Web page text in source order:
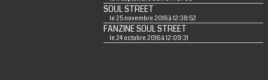
SOUL STREET
le 25 novembre 2016 à 12:38:52
FANZINE SOUL STREET
le 24 octobre 2016 à 12:09:31